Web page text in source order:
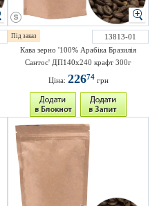
Під заказ
13813-01
Кава зерно '100% Арабіка Бразилія
Сантос' ДП140х240 крафт 300г
Ціна: 22674грн